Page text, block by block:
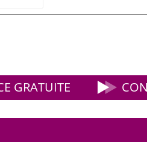
GRATUITE